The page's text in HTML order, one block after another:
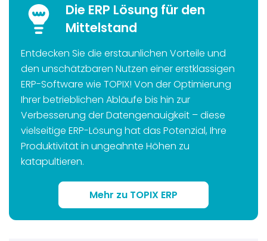
Die ERP Lösung für den
Mittelstand
Entdecken Sie die erstaunlichen Vorteile und
den unschätzbaren Nutzen einer erstklassigen
ERP-Software wie TOPIX! Von der Optimierung
Ihrer betrieblichen Abläufe bis hin zur
Verbesserung der Datengenauigkeit – diese
vielseitige ERP-Lösung hat das Potenzial, Ihre
Produktivität in ungeahnte Höhen zu
katapultieren.
Mehr zu TOPIX ERP